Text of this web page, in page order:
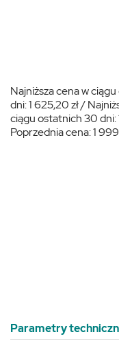
Najniższa cena w
dni:1 625,20 zł/
ciągu ostatnich 30 dni:
Poprzednia cena:1
Parametry